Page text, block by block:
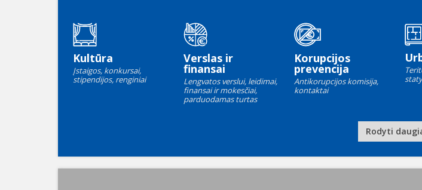
Kultūra
Įstaigos, konkursai,
stipendijos, renginiai
Verslas ir
finansai
Lengvatos verslui, leidimai,
finansai ir mokesčiai,
parduodamas turtas
Korupcijos
prevencija
Antikorupcijos komisija,
kontaktai
Rodyti